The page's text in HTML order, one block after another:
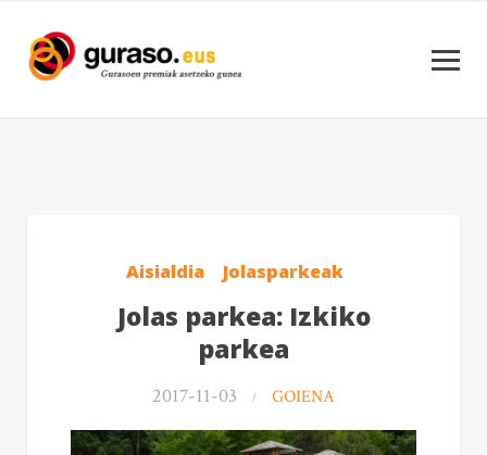
Aisialdia Jolasparkeak
Jolas parkea: Izkiko
parkea
2017-11-03 GOIENA